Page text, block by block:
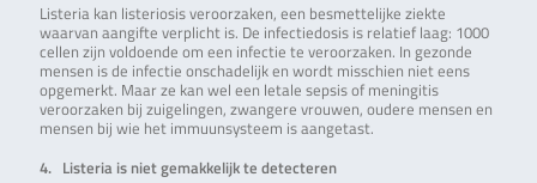
Listeria kan listeriosis veroorzaken, een besmettelijke ziekte
waarvan aangifte verplicht is. De infectiedosis is relatief laag: 1000
cellen zijn voldoende om een infectie te veroorzaken. In gezonde
mensen is de infectie onschadelijk en wordt misschien niet eens
opgemerkt. Maar ze kan wel een letale sepsis of meningitis
veroorzaken bij zuigelingen, zwangere vrouwen, oudere mensen en
mensen bij wie het immuunsysteem is aangetast.
4. Listeria is niet gemakkelijk te detecteren